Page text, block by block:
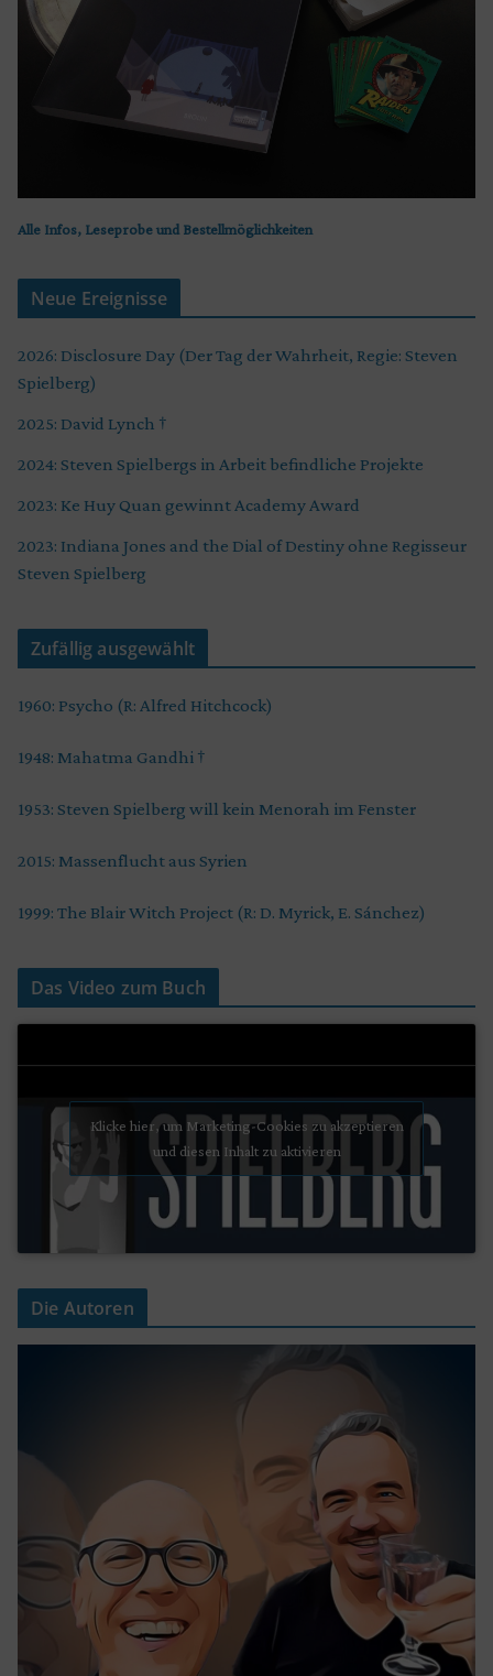
Alle Infos, Leseprobe und Bestellmöglichkeiten
Neue Ereignisse
2026: Disclosure Day (Der Tag der Wahrheit, Regie: Steven
Spielberg)
2025: David Lynch †
2024: Steven Spielbergs in Arbeit befindliche Projekte
2023: Ke Huy Quan gewinnt Academy Award
2023: Indiana Jones and the Dial of Destiny ohne Regisseur
Steven Spielberg
Zufällig ausgewählt
1960: Psycho (R: Alfred Hitchcock)
1948: Mahatma Gandhi †
1953: Steven Spielberg will kein Menorah im Fenster
2015: Massenflucht aus Syrien
1999: The Blair Witch Project (R: D. Myrick, E. Sánchez)
Das Video zum Buch
Klicke hier, um Marketing-Cookies zu akzeptieren
und diesen Inhalt zu aktivieren
Die Autoren